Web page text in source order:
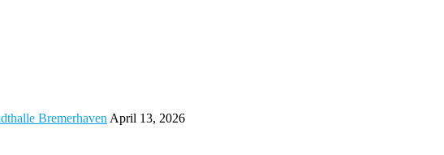
Bremerhaven April 13, 2026